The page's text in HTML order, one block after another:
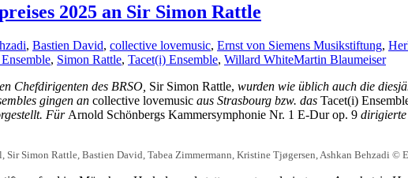
2025 an Sir Simon Rattle
, Bastien David, collective lovemusic, Ernst von Siemens Musikstiftung,
, Simon Rattle, Tacet(i) Ensemble, Willard WhiteMartin Blaumeiser
Chefdirigenten des BRSO, Sir Simon Rattle, wurden wie üblich auch die
gingen an collective lovemusic aus Strasbourg bzw. das Tacet(i)
Für Arnold Schönbergs Kammersymphonie Nr. 1 E-Dur op. 9 dirigierte
Sir Simon Rattle, Bastien David, Tabea Zimmermann, Kristine Tjøgersen, Ashkan Behzadi